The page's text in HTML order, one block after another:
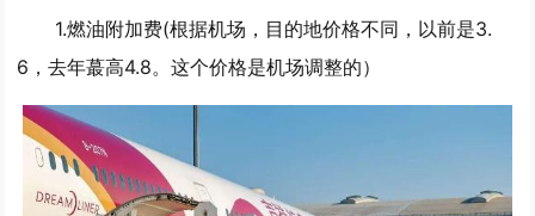
1.燃油附加费(根据机场，目的地价格不同，以前是3.
6，去年蕞高4.8。这个价格是机场调整的）